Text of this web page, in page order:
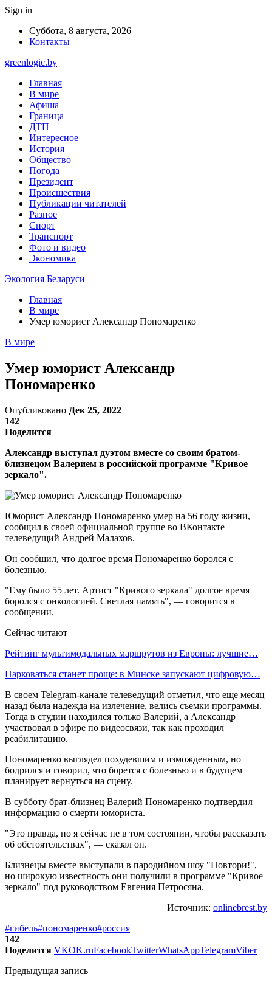
Sign in
Суббота, 8 августа, 2026
Контакты
greenlogic.by
Главная
В мире
Афиша
Граница
ДТП
Интересное
История
Общество
Погода
Президент
Происшествия
Публикации читателей
Разное
Спорт
Транспорт
Фото и видео
Экономика
Экология Беларуси
Главная
В мире
Умер юморист Александр Пономаренко
В мире
Умер юморист Александр
Пономаренко
Опубликовано Дек 25, 2022
142
Поделится
Александр выступал дуэтом вместе со своим братом-
близнецом Валерием в российской программе "Кривое
зеркало".
Юморист Александр Пономаренко умер на 56 году жизни,
сообщил в своей официальной группе во ВКонтакте
телеведущий Андрей Малахов.
Он сообщил, что долгое время Пономаренко боролся с
болезнью.
"Ему было 55 лет. Артист "Кривого зеркала" долгое время
боролся с онкологией. Светлая память", — говорится в
сообщении.
Сейчас читают
Рейтинг мультимодальных маршрутов из Европы: лучшие…
Парковаться станет проще: в Минске запускают цифровую…
В своем Telegram-канале телеведущий отметил, что еще месяц
назад была надежда на излечение, велись съемки программы.
Тогда в студии находился только Валерий, а Александр
участвовал в эфире по видеосвязи, так как проходил
реабилитацию.
Пономаренко выглядел похудевшим и изможденным, но
бодрился и говорил, что борется с болезнью и в будущем
планирует вернуться на сцену.
В субботу брат-близнец Валерий Пономаренко подтвердил
информацию о смерти юмориста.
"Это правда, но я сейчас не в том состоянии, чтобы рассказать
об обстоятельствах", — сказал он.
Близнецы вместе выступали в пародийном шоу "Повтори!",
но широкую известность они получили в программе "Кривое
зеркало" под руководством Евгения Петросяна.
Источник: onlinebrest.by
#гибель#пономаренко#россия
142
Поделится VKOK.ruFacebookTwitterWhatsAppTelegramViber
Предыдущая запись